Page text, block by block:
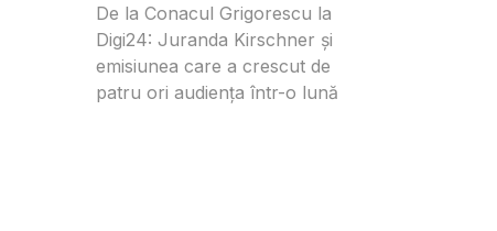
De la Conacul Grigorescu la
Digi24: Juranda Kirschner și
emisiunea care a crescut de
patru ori audiența într-o lună